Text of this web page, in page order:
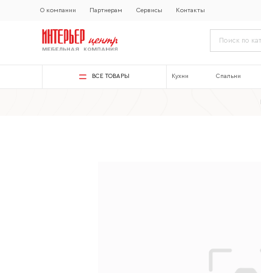
О компании Партнерам Сервисы Контакты
ВСЕ ТОВАРЫ Кухни Спальни